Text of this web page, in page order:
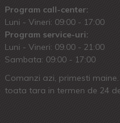
Program call-center:
Luni - Vineri: 09:00 - 17:00
Program service-uri:
Luni - Vineri: 09.00 - 21:00
Sambata: 09:00 - 17:00
Comanzi azi, primesti
toata tara in termen de 24